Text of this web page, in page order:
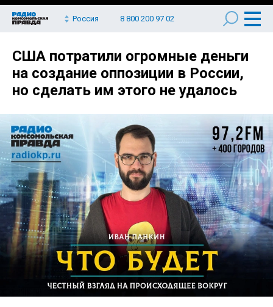
Россия 8 800 200 97 02
США потратили огромные деньги
на создание оппозиции в России,
но сделать им этого не удалось